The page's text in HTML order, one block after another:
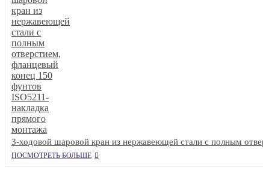
3-ходовой шаровой кран из нержавеющей стали с полным
ПОСМОТРЕТЬ БОЛЬШЕ